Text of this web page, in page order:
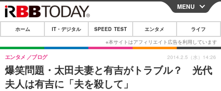
CLOSE
ホーム
IT・デジタル
IT・デジタルTOP スマートフォン
SPEED TEST
MENU
ホーム IT・デジタル SPEED TEST エンタメ ライフ
爆笑問題・太田夫妻と有吉がトラブル？ 光代
夫人は有吉に「夫を殺して」
エンタメ ブログ 2014.2.5（水）14:26